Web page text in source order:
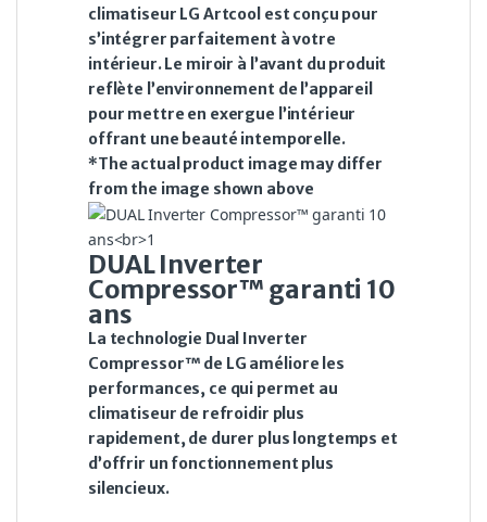
climatiseur LG Artcool est conçu pour
s’intégrer parfaitement à votre
intérieur. Le miroir à l’avant du produit
reflète l’environnement de l’appareil
pour mettre en exergue l’intérieur
offrant une beauté intemporelle.
*The actual product image may differ
from the image shown above
DUAL Inverter
Compressor™ garanti 10
ans
La technologie Dual Inverter
Compressor™ de LG améliore les
performances, ce qui permet au
climatiseur de refroidir plus
rapidement, de durer plus longtemps et
d’offrir un fonctionnement plus
silencieux.